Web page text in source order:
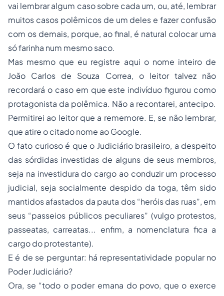
vai lembrar algum caso sobre cada um, ou, até, lembrar
muitos casos polêmicos de um deles e fazer confusão
com os demais, porque, ao final, é natural colocar uma
só farinha num mesmo saco.
Mas mesmo que eu registre aqui o nome inteiro de
João Carlos de Souza Correa, o leitor talvez não
recordará o caso em que este indivíduo figurou como
protagonista da polêmica. Não a recontarei, antecipo.
Permitirei ao leitor que a rememore. E, se não lembrar,
que atire o citado nome ao Google.
O fato curioso é que o Judiciário brasileiro, a despeito
das sórdidas investidas de alguns de seus membros,
seja na investidura do cargo ao conduzir um processo
judicial, seja socialmente despido da toga, têm sido
mantidos afastados da pauta dos “heróis das ruas”, em
seus “passeios públicos peculiares” (vulgo protestos,
passeatas, carreatas... enfim, a nomenclatura fica a
cargo do protestante).
E é de se perguntar: há representatividade popular no
Poder Judiciário?
Ora, se “todo o poder emana do povo, que o exerce